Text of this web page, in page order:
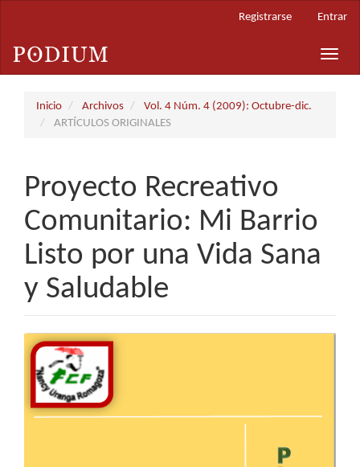
principal
Barra
Registrarse Entrar
Toggle
Inicio Archivos
Vol. 4 Núm. 4 (2009): Octubre-dic.
ARTÍCULOS ORIGINALES
Proyecto Recreativo
Comunitario: Mi Barrio
Listo por una Vida Sana
y Saludable
Barra
lateral
del